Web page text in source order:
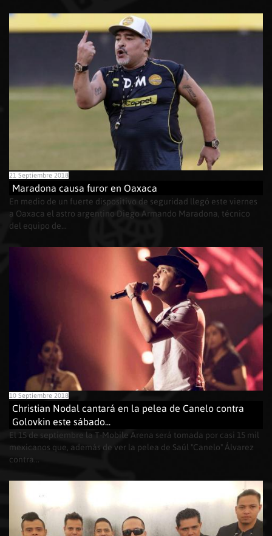
21 Septiembre 2018
Maradona causa furor en Oaxaca
En medio de un fuerte dispositivo de seguridad llegó este viernes
a Oaxaca el astro argentino Diego Armando Maradona, técnico
del equipo de...
10 Septiembre 2018
Christian Nodal cantará en la pelea de Canelo contra
Golovkin este sábado...
El 15 de septiembre la T-Mobile Arena será tomada por casi 15 mil
mexicanos que, además de ver la pelea de Saúl "Canelo" Álvarez
contra...